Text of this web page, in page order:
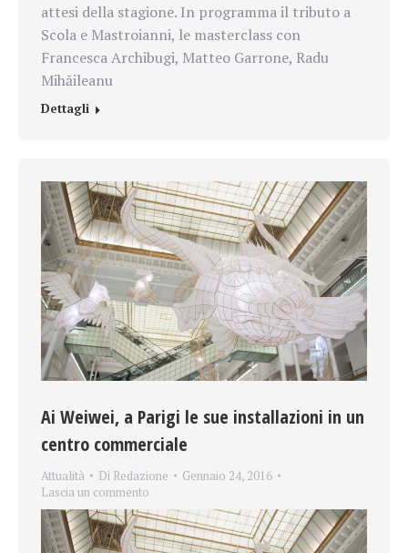
attesi della stagione. In programma il tributo a
Scola e Mastroianni, le masterclass con
Francesca Archibugi, Matteo Garrone, Radu
Mihăileanu
Dettagli
Ai Weiwei, a Parigi le sue installazioni in un
centro commerciale
Attualità Di Redazione
Gennaio 24, 2016
Lascia un commento